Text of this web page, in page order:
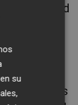
Land
las
su